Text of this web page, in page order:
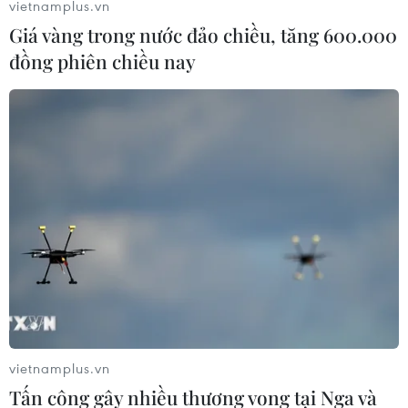
AUD có thể tiến gần mức cao nhất
2 tháng
10/08/2026 06:03
Từ 15/9, cấp giấy phép kinh doanh
vận tải trực tuyến trên Cổng Dịch vụ
công
vietnamplus.vn
Giá vàng trong nước đảo chiều, tăng 600.000
đồng phiên chiều nay
vietnamplus.vn
Tấn công gây nhiều thương vong tại Nga và